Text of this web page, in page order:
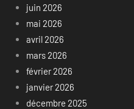
juin 2026
mai 2026
avril 2026
mars 2026
février 2026
janvier 2026
décembre 2025